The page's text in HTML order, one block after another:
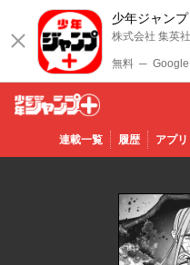
少年ジャンプ
株式会社 集英社
無料 ─
少年ジ
ャンプ
連載一覧 履歴 アプリ